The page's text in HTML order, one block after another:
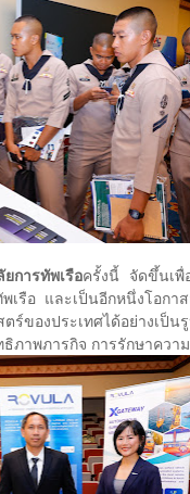
การทัพเรือครั้งนี้ จัดขึ้นเพื่
เรือ และเป็นอีกหนึ่งโอก
ตร์ของประเทศได้อย่างเ
ภาพภารกิจ การรักษาควา